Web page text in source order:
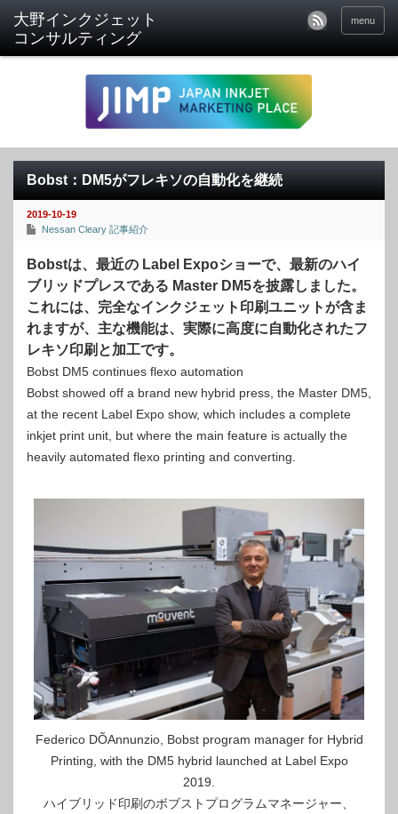
menu
Bobst：DM5がフレキソの自動化を継続
2019-10-19
Nessan Cleary 記事紹介
Bobstは、最近の Label Expoショーで、最新のハイ
ブリッドプレスである Master DM5を披露しました。
これには、完全なインクジェット印刷ユニットが含ま
れますが、主な機能は、実際に高度に自動化されたフ
レキソ印刷と加工です。
Bobst DM5 continues flexo automation
Bobst showed off a brand new hybrid press, the Master DM5,
at the recent Label Expo show, which includes a complete
inkjet print unit, but where the main feature is actually the
heavily automated flexo printing and converting.
Federico DÕAnnunzio, Bobst program manager for Hybrid
Printing, with the DM5 hybrid launched at Label Expo
2019.
ハイブリッド印刷のボブストプログラムマネージャー、